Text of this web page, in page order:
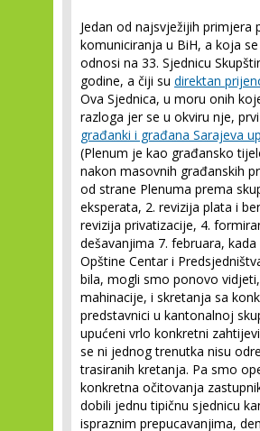
Jedan od najsvježijih primjera
komuniciranja u BiH, a koja
odnosi na 33. Sjednicu
godine, a čiji su direktan
Ova Sjednica, u moru onih
razloga jer se u okviru nje,
građanki i građana Sarajeva
(Plenum je kao građansko
nakon masovnih građanskih
od strane Plenuma prema
eksperata, 2. revizija plata i
revizija privatizacije, 4.
dešavanjima 7. februara,
Opštine Centar i
bila, mogli smo ponovo
mahinacije, i skretanja sa
predstavnici u kantonalnoj
upućeni vrlo konkretni
se ni jednog trenutka nisu
trasiranih kretanja. Pa smo
konkretna očitovanja
dobili jednu tipičnu sjednicu
ispraznim prepucavanjima,